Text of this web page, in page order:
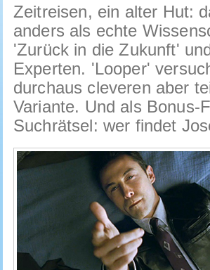
Zeitreisen, ein alter Hut:
anders als echte
'Zurück in die Zukunft'
Experten. 'Looper'
durchaus cleveren aber
Variante. Und als Bonus-
Suchrätsel: wer findet